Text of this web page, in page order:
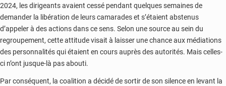
2024, les dirigeants avaient cessé pendant quelques semaines de
demander la libération de leurs camarades et s’étaient abstenus
d’appeler à des actions dans ce sens. Selon une source au sein du
regroupement, cette attitude visait à laisser une chance aux médiations
des personnalités qui étaient en cours auprès des autorités. Mais celles-
ci n’ont jusque-là pas abouti.
Par conséquent, la coalition a décidé de sortir de son silence en levant la